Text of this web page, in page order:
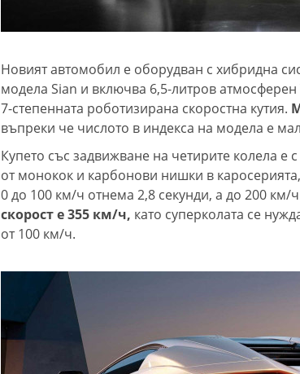
Новият автомобил е оборудван с хибридна
модела Sian и включва 6,5-литров
7-степенната роботизирана скоростна кутия.
въпреки че числото в индекса на модела е
Купето със задвижване на четирите колела е
от монокок и карбонови нишки в
0 до 100 км/ч отнема 2,8 секунди, а до 200 км/ч
скорост е 355 км/ч, като суперколата се
от 100 км/ч.